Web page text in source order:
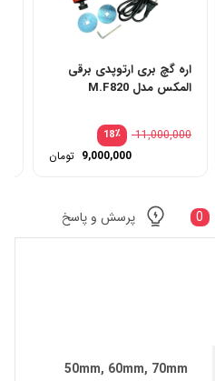
اره گچ بری ارتوپدی برقی
المکس مدل M.F820
٪18 11,000,000
اصلی:
9,000,000 تومان
قیمت
فعلی:
0 پرسش و پاسخ
50mm, 60mm, 70mm